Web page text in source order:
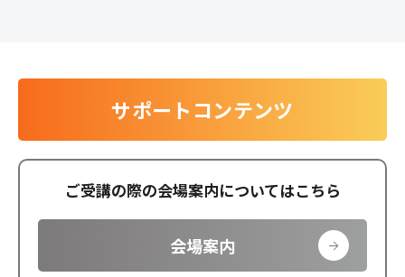
サポートコンテンツ
ご受講の際の会場案内についてはこちら
会場案内